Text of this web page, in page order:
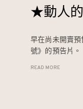
★動人的
早在尚未開賣
號》的預告片。
READ MORE